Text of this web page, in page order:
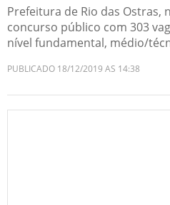
Prefeitura de Rio das Ostras,
concurso público com 303
nível fundamental, médio/
PUBLICADO 18/12/2019 AS 14:38